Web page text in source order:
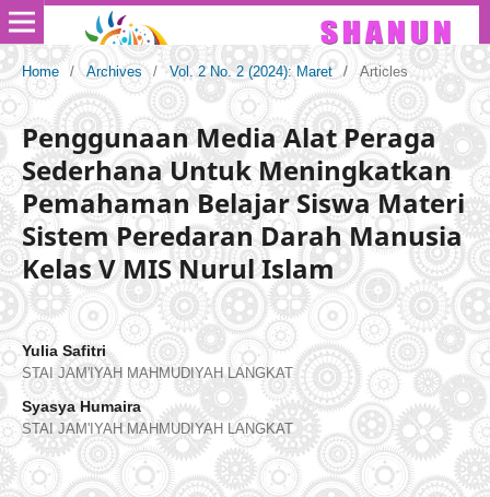
Home / Archives / Vol. 2 No. 2 (2024): Maret / Articles
Penggunaan Media Alat Peraga
Sederhana Untuk Meningkatkan
Pemahaman Belajar Siswa Materi
Sistem Peredaran Darah Manusia
Kelas V MIS Nurul Islam
Yulia Safitri
STAI JAM'IYAH MAHMUDIYAH LANGKAT
Syasya Humaira
STAI JAM'IYAH MAHMUDIYAH LANGKAT